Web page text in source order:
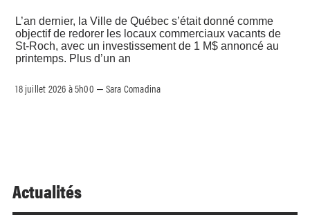
L’an dernier, la Ville de Québec s’était donné comme
objectif de redorer les locaux commerciaux vacants de
St-Roch, avec un investissement de 1 M$ annoncé au
printemps. Plus d’un an
18 juillet 2026 à 5h00 – Sara Comadina
Actualités